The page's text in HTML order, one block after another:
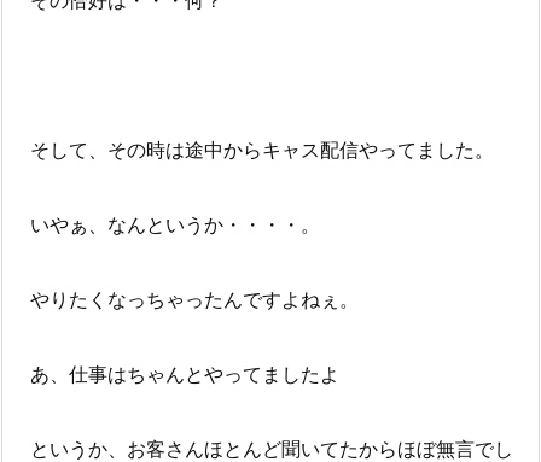
そして、その時は途中からキャス配信やってました。
いやぁ、なんというか・・・・。
やりたくなっちゃったんですよねぇ。
あ、仕事はちゃんとやってましたよ
というか、お客さんほとんど聞いてたからほぼ無言でし